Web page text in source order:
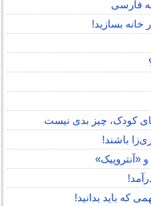
فارسی
بسازید!
کودک، چیز بدی نیست
«آنتروپیک»
که باید بدانید!